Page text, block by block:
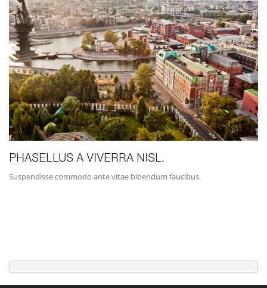
PHASELLUS A VIVERRA NISL.
Suspendisse commodo ante vitae bibendum faucibus.